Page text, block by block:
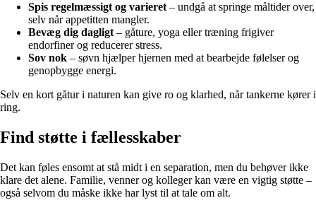
Spis regelmæssigt og varieret – undgå at springe måltider over,
selv når appetitten mangler.
Bevæg dig dagligt – gåture, yoga eller træning frigiver
endorfiner og reducerer stress.
Sov nok – søvn hjælper hjernen med at bearbejde følelser og
genopbygge energi.
Selv en kort gåtur i naturen kan give ro og klarhed, når tankerne kører i
ring.
Find støtte i fællesskaber
Det kan føles ensomt at stå midt i en separation, men du behøver ikke
klare det alene. Familie, venner og kolleger kan være en vigtig støtte –
også selvom du måske ikke har lyst til at tale om alt.